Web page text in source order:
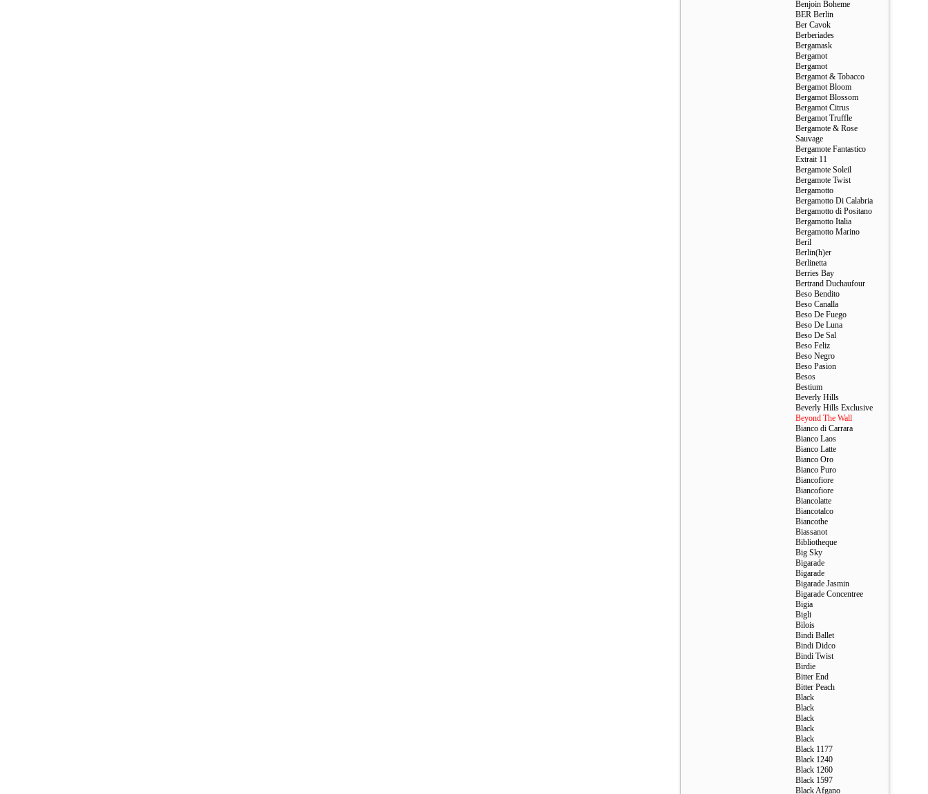
Benjoin Boheme
BER Berlin
Ber Cavok
Berberiades
Bergamask
Bergamot
Bergamot
Bergamot & Tobacco
Bergamot Bloom
Bergamot Blossom
Bergamot Citrus
Bergamot Truffle
Bergamote & Rose
Sauvage
Bergamote Fantastico
Extrait 11
Bergamote Soleil
Bergamote Twist
Bergamotto
Bergamotto Di Calabria
Bergamotto di Positano
Bergamotto Italia
Bergamotto Marino
Beril
Berlin(h)er
Berlinetta
Berries Bay
Bertrand Duchaufour
Beso Bendito
Beso Canalla
Beso De Fuego
Beso De Luna
Beso De Sal
Beso Feliz
Beso Negro
Beso Pasion
Besos
Bestium
Beverly Hills
Beverly Hills Exclusive
Beyond The Wall
Bianco di Carrara
Bianco Laos
Bianco Latte
Bianco Oro
Bianco Puro
Biancofiore
Biancofiore
Biancolatte
Biancotalco
Biancothe
Biassanot
Bibliotheque
Big Sky
Bigarade
Bigarade
Bigarade Jasmin
Bigarade Сoncentree
Bigia
Bigli
Bilois
Bindi Ballet
Bindi Didco
Bindi Twist
Birdie
Bitter End
Bitter Peach
Black
Black
Black
Black
Black
Black 1177
Black 1240
Black 1260
Black 1597
Black Afgano